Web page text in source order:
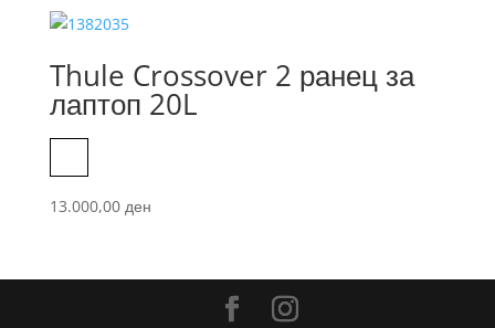
Thule Crossover 2 ранец за
лаптоп 20L
13.000,00 ден